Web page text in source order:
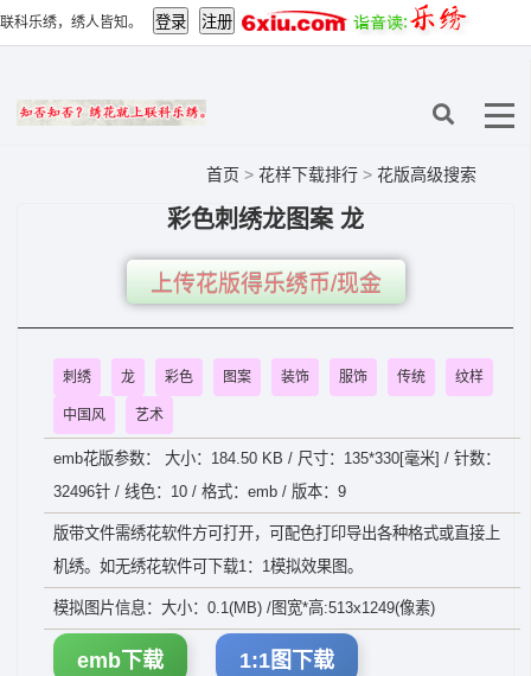
联科乐绣，绣人皆知。
首页 > 花样下载排行 > 花版高级搜索
彩色刺绣龙图案 龙
上传花版得乐绣币/现金
刺绣 龙 彩色 图案 装饰 服饰 传统 纹样
中国风 艺术
emb花版参数： 大小：184.50 KB / 尺寸：135*330[毫米] / 针数：
32496针 / 线色：10 / 格式：emb / 版本：9
版带文件需绣花软件方可打开，可配色打印导出各种格式或直接上
机绣。如无绣花软件可下载1：1模拟效果图。
模拟图片信息：大小：0.1(MB) /图宽*高:513x1249(像素)
emb下载 1:1图下载